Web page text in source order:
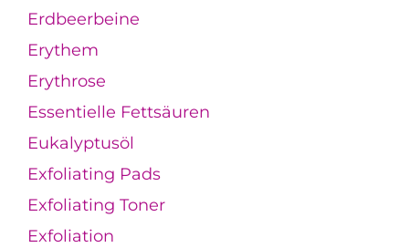
Erdbeerbeine
Erythem
Erythrose
Essentielle Fettsäuren
Eukalyptusöl
Exfoliating Pads
Exfoliating Toner
Exfoliation